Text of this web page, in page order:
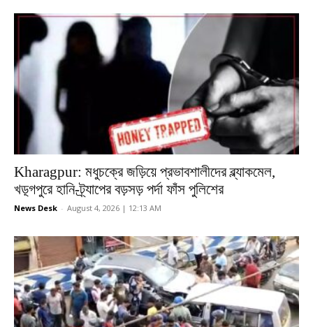
Kharagpur: মধুচক্রে জড়িয়ে প্রভাবশালীদের ব্ল্যাকমেল,
খড়্গপুরে হানি-ট্র্যাপের বড়সড় পর্দা ফাঁস পুলিশের
News Desk - August 4, 2026 | 12:13 AM